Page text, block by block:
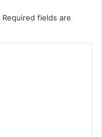
Required fields are